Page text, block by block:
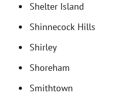
Shelter Island
Shinnecock Hills
Shirley
Shoreham
Smithtown